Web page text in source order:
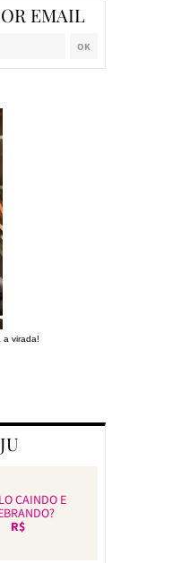
EMAIL
a virada!
CAINDO E
R$